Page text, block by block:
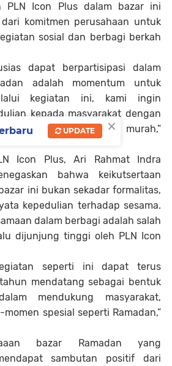
PLN Icon Plus dalam bazar ini
komitmen perusahaan untuk
sosial dan berbagi berkah
dapat berpartisipasi dalam
adalah momentum untuk
kegiatan ini, kami ingin
kepada masyarakat dengan
program sembako murah,”
Icon Plus, Ari Rahmat Indra
bahwa keikutsertaan
ini bukan sekadar formalitas,
kepedulian terhadap sesama.
dalam berbagi adalah salah
dijunjung tinggi oleh PLN Icon
seperti ini dapat terus
mendatang sebagai bentuk
mendukung masyarakat,
spesial seperti Ramadan,”
bazar Ramadan yang
sambutan positif dari
×
UPDATE